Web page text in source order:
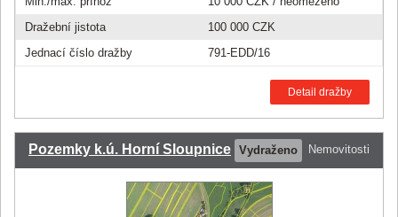
Dražební jistota
100 000 CZK
Jednací číslo dražby
791-EDD/16
Detail dražby
Nemovitosti
Pozemky k.ú. Horní Sloupnice Vydraženo